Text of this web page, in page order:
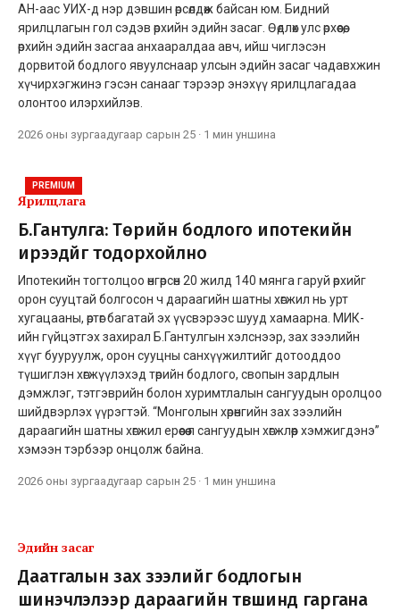
АН-аас УИХ-д нэр дэвшин өрсөлдөж байсан юм. Бидний
ярилцлагын гол сэдэв өрхийн эдийн засаг. Өөдлөх улс өрхөөсөө,
өрхийн эдийн засгаа анхааралдаа авч, ийш чиглэсэн
дорвитой бодлого явуулснаар улсын эдийн засаг чадавхжин
хүчирхэгжинэ гэсэн санааг тэрээр энэхүү ярилцлагадаа
олонтоо илэрхийлэв.
2026 оны зургаадугаар сарын 25 · 1 мин уншина
PREMIUM
Ярилцлага
Б.Гантулга: Төрийн бодлого ипотекийн
ирээдүйг тодорхойлно
Ипотекийн тогтолцоо өнгөрсөн 20 жилд 140 мянга гаруй өрхийг
орон сууцтай болгосон ч дараагийн шатны хөгжил нь урт
хугацааны, өртөг багатай эх үүсвэрээс шууд хамаарна. МИК-
ийн гүйцэтгэх захирал Б.Гантулгын хэлснээр, зах зээлийн
хүүг бууруулж, орон сууцны санхүүжилтийг дотооддоо
түшиглэн хөгжүүлэхэд төрийн бодлого, свопын зардлын
дэмжлэг, тэтгэврийн болон хуримтлалын сангуудын оролцоо
шийдвэрлэх үүрэгтэй. “Монголын хөрөнгийн зах зээлийн
дараагийн шатны хөгжил ерөөсөө л сангуудын хөгжлөөр хэмжигдэнэ”
хэмээн тэрбээр онцолж байна.
2026 оны зургаадугаар сарын 25 · 1 мин уншина
Эдийн засаг
Даатгалын зах зээлийг бодлогын
шинэчлэлээр дараагийн түвшинд гаргана